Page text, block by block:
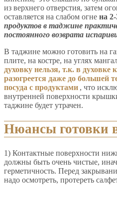
из верхнего отверстия, затем
оставляется на слабом огне на
продуктов в таджине
постоянного возврата
В таджине можно готовить на
плите, на костре, на углях
духовку нельзя, т.к. в
разогреется даже до большей
посуда с продуктами , что
внутренней поверхности
таджине будет утрачен.
Нюансы готовки
1) Контактные поверхности
должны быть очень чистые,
герметичность. Перед
надо осмотреть, протереть